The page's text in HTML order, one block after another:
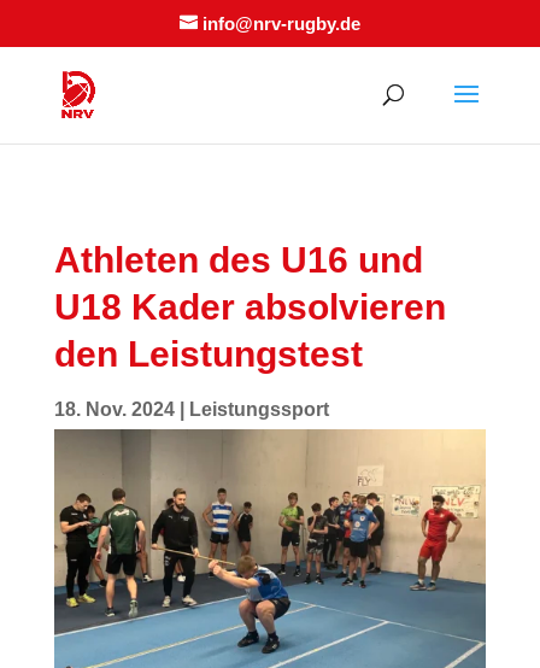
info@nrv-rugby.de
Athleten des U16 und
U18 Kader absolvieren
den Leistungstest
18. Nov. 2024| Leistungssport